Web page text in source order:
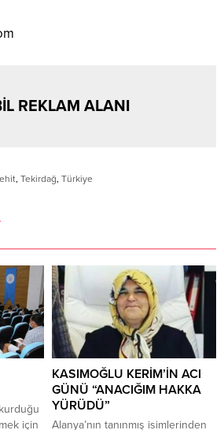
REKLAM ALANI
, Tekirdağ, Türkiye
için
KASIMOĞLU KERİM’İN ACI
GÜNÜ “ANACIĞIM HAKKA
YÜRÜDÜ”
Alanya’nın tanınmış isimlerinden